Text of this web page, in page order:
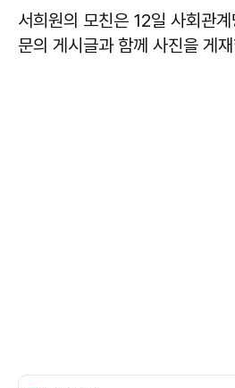
서희원의 모친은 12일 사회관
문의 게시글과 함께 사진을 게